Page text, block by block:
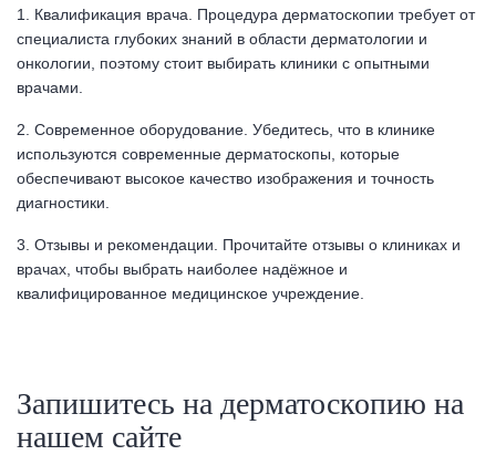
1. Квалификация врача. Процедура дерматоскопии требует от
специалиста глубоких знаний в области дерматологии и
онкологии, поэтому стоит выбирать клиники с опытными
врачами.
2. Современное оборудование. Убедитесь, что в клинике
используются современные дерматоскопы, которые
обеспечивают высокое качество изображения и точность
диагностики.
3. Отзывы и рекомендации. Прочитайте отзывы о клиниках и
врачах, чтобы выбрать наиболее надёжное и
квалифицированное медицинское учреждение.
Запишитесь на дерматоскопию на
нашем сайте